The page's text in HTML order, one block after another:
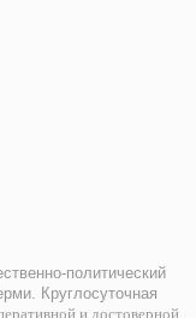
политический
Круглосуточная
и достоверной